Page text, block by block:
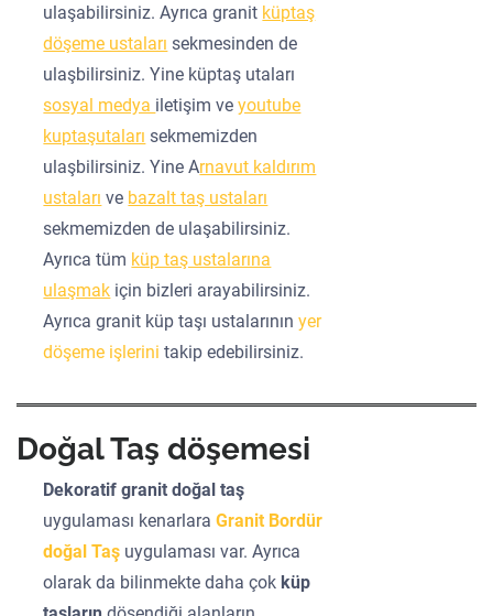
ulaşabilirsiniz. Ayrıca granit küptaş
döşeme ustaları sekmesinden de
ulaşbilirsiniz. Yine küptaş utaları
sosyal medya iletişim veyoutube
kuptaşutaları sekmemizden
ulaşbilirsiniz. Yine Arnavut kaldırım
ustaları ve bazalt taş ustaları
sekmemizden de ulaşabilirsiniz.
Ayrıca tüm küp taş ustalarına
ulaşmak için bizleri arayabilirsiniz.
Ayrıca granit küp taşı ustalarının yer
döşeme işlerini takip edebilirsiniz.
Doğal Taş döşemesi
Dekoratif granit doğal taş
uygulaması kenarlaraGranit Bordür
doğal Taş uygulaması var. Ayrıca
olarak da bilinmekte daha çok küp